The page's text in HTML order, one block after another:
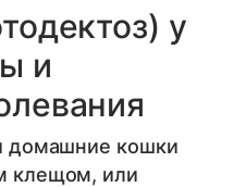
у
и
домашние кошки
клещом, или